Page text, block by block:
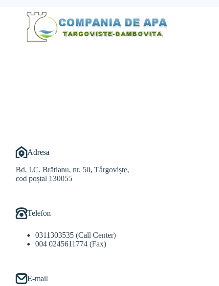
Adresa
Bd. I.C. Brătianu, nr. 50, Târgoviște,
cod poștal 130055
Telefon
0311303535 (Call Center)
004 0245611774 (Fax)
E-mail